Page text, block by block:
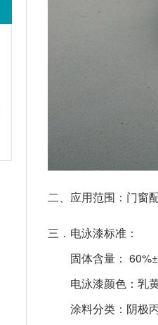
二、应用范围：门窗
三．电泳漆标准：
固体含量：
电泳漆颜色：乳
涂料分类：阴极